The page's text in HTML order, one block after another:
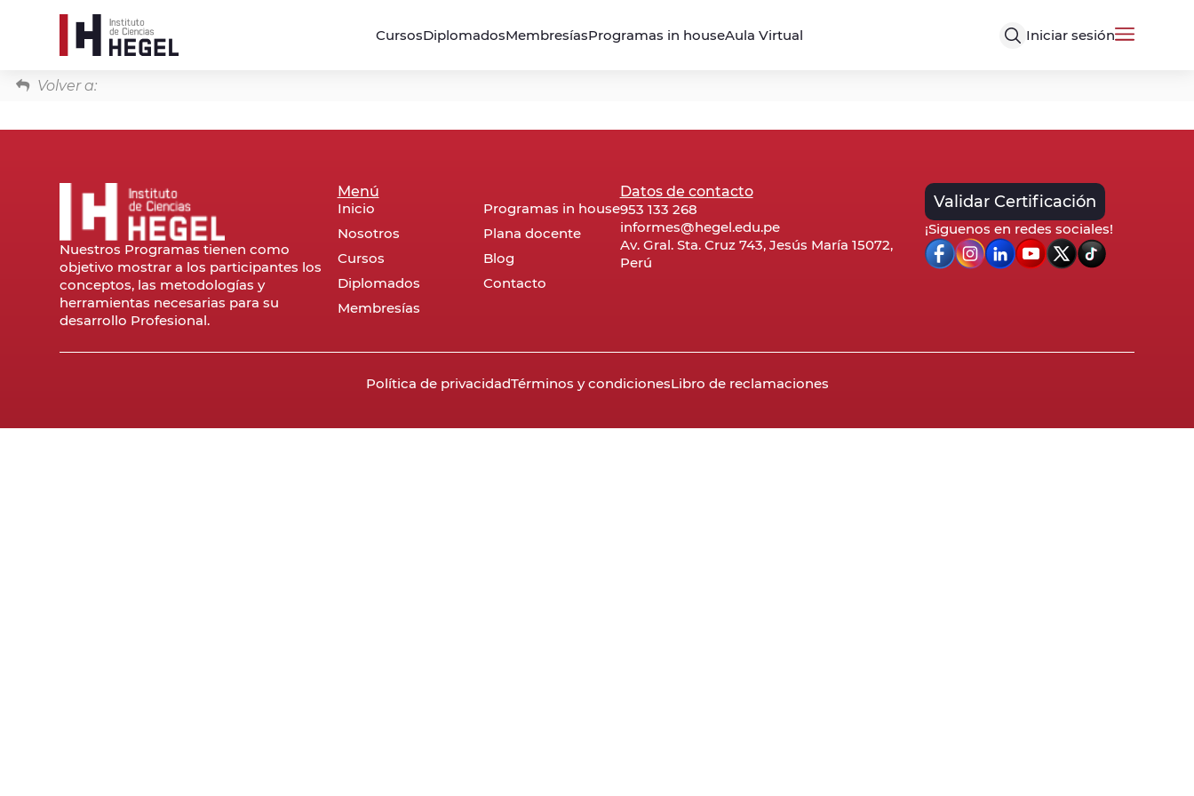
CursosDiplomadosMembresíasProgramas in houseAula Virtual Iniciar sesión
Volver a:
Nuestros Programas tienen como
objetivo mostrar a los participantes los
conceptos, las metodologías y
herramientas necesarias para su
desarrollo Profesional.
Menú
Inicio
Nosotros
Cursos
Diplomados
Membresías
Programas in house
Plana docente
Blog
Contacto
Datos de contacto
953 133 268
informes@hegel.edu.pe
Av. Gral. Sta. Cruz 743, Jesús María 15072,
Perú
Validar Certificación
¡Siguenos en redes sociales!
Política de privacidadTérminos y condicionesLibro de reclamaciones